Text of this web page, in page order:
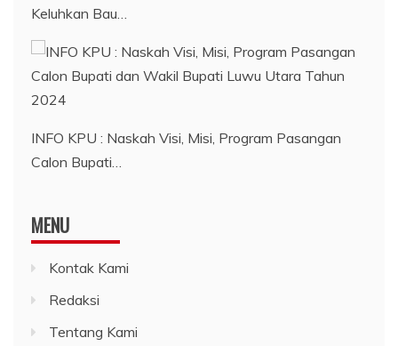
Keluhkan Bau…
INFO KPU : Naskah Visi, Misi, Program Pasangan
Calon Bupati…
MENU
Kontak Kami
Redaksi
Tentang Kami